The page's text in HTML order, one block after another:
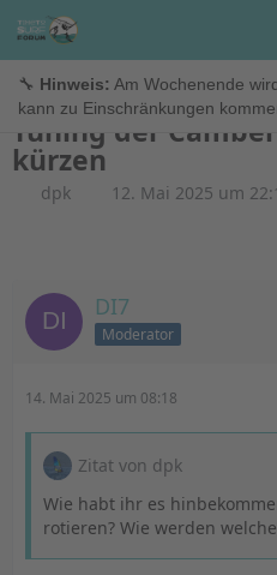
🔧 Hinweis: Am Wochenende
kann zu Einschränkungen
Windfoil
Tuning der
kürzen
dpk 12. Mai 2025 um
DI7
Moderator
14. Mai 2025 um 08:18
Zitat von dpk
Wie habt ihr es
rotieren? Wie werden